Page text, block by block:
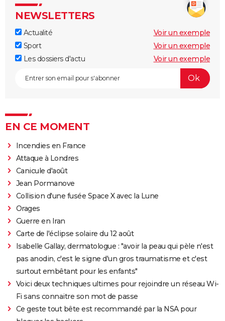
NEWSLETTERS
Actualité
Voir un exemple
Sport
Voir un exemple
Les dossiers d'actu
Voir un exemple
EN CE MOMENT
Incendies en France
Attaque à Londres
Canicule d'août
Jean Pormanove
Collision d'une fusée Space X avec la Lune
Orages
Guerre en Iran
Carte de l'éclipse solaire du 12 août
Isabelle Gallay, dermatologue : "avoir la peau qui pèle n'est
pas anodin, c'est le signe d'un gros traumatisme et c'est
surtout embêtant pour les enfants"
Voici deux techniques ultimes pour rejoindre un réseau Wi-
Fi sans connaitre son mot de passe
Ce geste tout bête est recommandé par la NSA pour